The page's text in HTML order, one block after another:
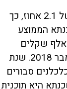
בשנת 2018 מחירי הדירות ירדו בשיעור של 2.1 אחוז, כך
הממוצע
דווקא עלה בשיעור של 3 אחוזים, מ־676 אלף שקלים
בדצמבר 2017, ל־696 אלף שקלים בדצמבר 2018. שנת
סבורים
היא תוכנית